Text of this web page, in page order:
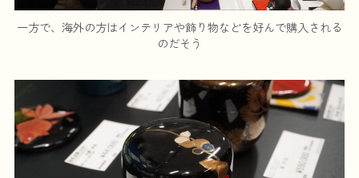
一方で、海外の方はインテリアや飾り物などを好んで購入される
のだそう